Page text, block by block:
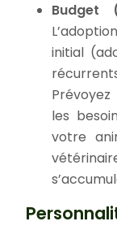
Budget
initial
les
votre